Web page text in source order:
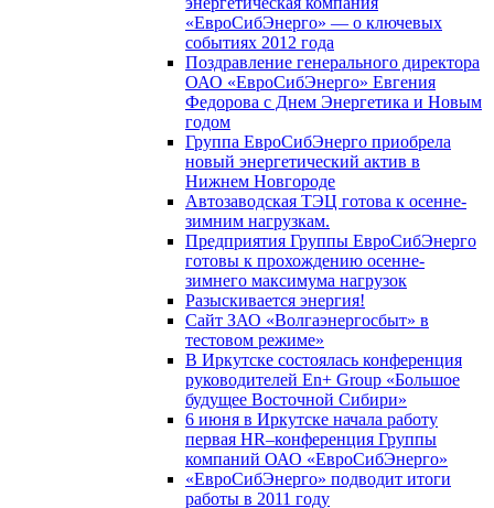
«ЕвроСибЭнерго» — о ключевых
событиях 2012 года
Поздравление генерального директора
ОАО «ЕвроСибЭнерго» Евгения
Федорова с Днем Энергетика и Новым
годом
Группа ЕвроСибЭнерго приобрела
новый энергетический актив в
Нижнем Новгороде
Автозаводская ТЭЦ готова к осенне-
зимним нагрузкам.
Предприятия Группы ЕвроСибЭнерго
готовы к прохождению осенне-
зимнего максимума нагрузок
Разыскивается энергия!
Сайт ЗАО «Волгаэнергосбыт» в
тестовом режиме»
В Иркутске состоялась конференция
руководителей En+ Group «Большое
будущее Восточной Сибири»
6 июня в Иркутске начала работу
первая HR–конференция Группы
компаний ОАО «ЕвроСибЭнерго»
«ЕвроСибЭнерго» подводит итоги
работы в 2011 году